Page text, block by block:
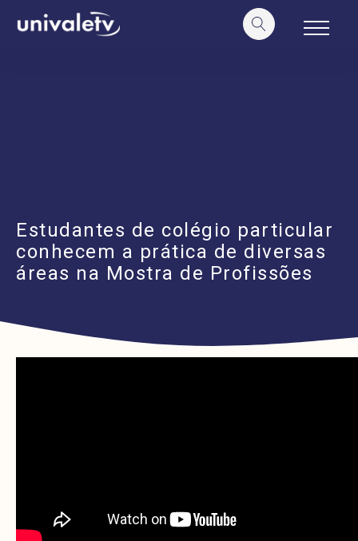
conteúdo
Estudantes de colégio particular
conhecem a prática de diversas
áreas na Mostra de Profissões